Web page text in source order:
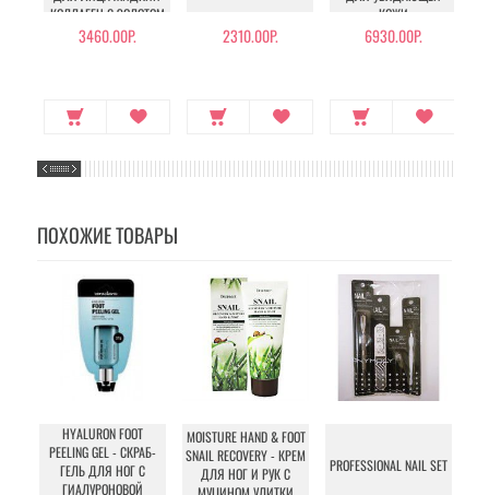
КОЛЛАГЕН С ЗОЛОТОМ
3460.00Р. 2310.00Р.
КОЖИ
6930.00Р.
ПОХОЖИЕ ТОВАРЫ
HYALURON FOOT
PEELING GEL - СКРАБ-
ГЕЛЬ ДЛЯ НОГ С
ГИАЛУРОНОВОЙ
MOISTURE HAND & FOOT
SNAIL RECOVERY - КРЕМ
ДЛЯ НОГ И РУК С
PROFESSIONAL NAIL SET